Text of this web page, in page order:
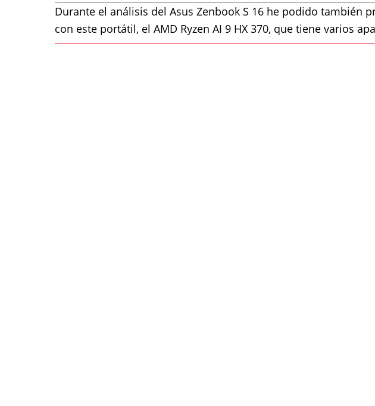
Durante el análisis del Asus Zenbook S 16 he podido también
con este portátil, el AMD Ryzen AI 9 HX 370, que tiene varios